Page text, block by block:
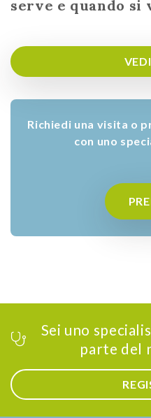
serve e quando
Richiedi una visita o
con uno
Sei uno
parte del